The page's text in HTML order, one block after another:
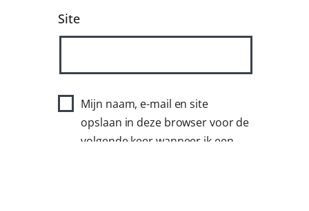
Site
Mijn naam, e-mail en site
opslaan in deze browser voor de
volgende keer wanneer ik een